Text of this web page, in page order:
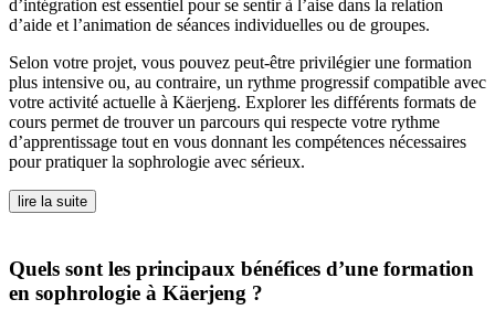
d’intégration est essentiel pour se sentir à l’aise dans la relation
d’aide et l’animation de séances individuelles ou de groupes.
Selon votre projet, vous pouvez peut-être privilégier une formation
plus intensive ou, au contraire, un rythme progressif compatible avec
votre activité actuelle à Käerjeng. Explorer les différents formats de
cours permet de trouver un parcours qui respecte votre rythme
d’apprentissage tout en vous donnant les compétences nécessaires
pour pratiquer la sophrologie avec sérieux.
lire la suite
Quels sont les principaux bénéfices d’une formation
en sophrologie à Käerjeng ?